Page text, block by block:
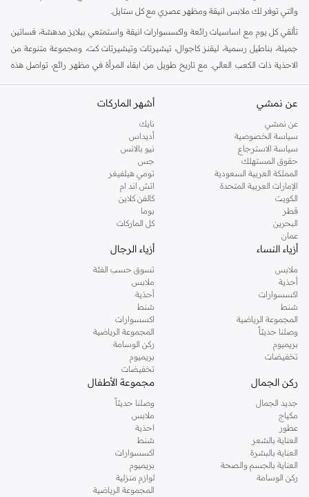
والتي توفر لك ملابس انيقة ومظهر عصري مع كل ستايل.
تألقي كل يوم مع اساسيات رائعة واكسسوارات انيقة واستمتعي ببلايز مدهشة، فساتين
جميلة، بناطيل رسمية، ليقنز كاجوال، تيشيرتات وتيشيرتات كت، ومجموعة متنوعة من
الاحذية ذات الكعب العالي. مع تاريخ طويل من ابقاء المرأة في مظهر رائع، تواصل هذه
كنت تقومين بتجديد خزانة ملابسك الملائمة للعمل، البحث عن فستان مثالي للحفلات او
اليه.
تسوقي دوروثي بيركنز اون لاين مسقط
تسوقي دوروثي بيركنز اون لاين من نمشي واستمتعي باكثر من الف ستايل من مجموعة
دوروثي بيركنز الشهيرة. تصفحي المجموعة كاملة في متجر دوروثي بيركنز اون لاين او
استخدمي القائمة لتحديد تجربة تسوق دوروثي بيركنز اون لاين. خدمة التوصيل السريعة
والدعم الاستثنائي يضمن لك تجربة تسوق ممتعة دائما مع نمشي.
عن نمشي
عن نمشي
سياسة الخصوصية
سياسة الاسترجاع
حقوق المستهلك
المملكة العربية السعودية
الإمارات العربية المتحدة
الكويت
قطر
البحرين
عمان
أشهر الماركات
نايك
أديداس
نيو بالانس
جس
تومي هيلفيغر
اتش اند ام
كالفن كلاين
بوما
كل الماركات
أزياء النساء
ملابس
أحذية
اكسسوارات
شنط
المجموعة الرياضية
وصلنا حديثاً
بريميوم
تخفيضات
أزياء الرجال
تسوق حسب الفئة
ملابس
أحذية
شنط
اكسسوارات
المجموعة الرياضية
ركن الوسامة
بريميوم
تخفيضات
ركن الجمال
جديد الجمال
مكياج
عطور
العناية بالشعر
العناية بالبشرة
العناية بالجسم والصحة
ركن الوسامة
مجموعة الأطفال
وصلنا حديثاً
ملابس
احذية
شنط
اكسسوارات
بريميوم
لوازم منزلية
المجموعة الرياضية